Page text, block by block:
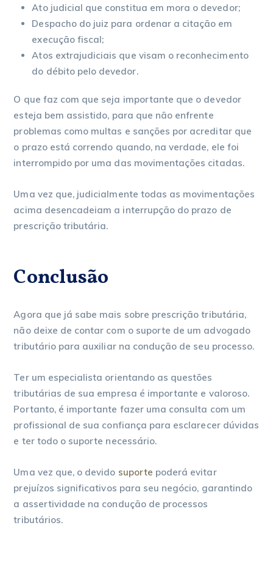
Ato judicial que constitua em mora o devedor;
Despacho do juiz para ordenar a citação em
execução fiscal;
Atos extrajudiciais que visam o reconhecimento
do débito pelo devedor.
O que faz com que seja importante que o devedor
esteja bem assistido, para que não enfrente
problemas como multas e sanções por acreditar que
o prazo está correndo quando, na verdade, ele foi
interrompido por uma das movimentações citadas.
Uma vez que, judicialmente todas as movimentações
acima desencadeiam a interrupção do prazo de
prescrição tributária.
Conclusão
Agora que já sabe mais sobre prescrição tributária,
não deixe de contar com o suporte de um advogado
tributário para auxiliar na condução de seu processo.
Ter um especialista orientando as questões
tributárias de sua empresa é importante e valoroso.
Portanto, é importante fazer uma consulta com um
profissional de sua confiança para esclarecer dúvidas
e ter todo o suporte necessário.
Uma vez que, o devido suporte poderá evitar
prejuízos significativos para seu negócio, garantindo
a assertividade na condução de processos
tributários.